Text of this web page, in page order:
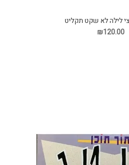
לילה לא שקט תקליט
₪120.00